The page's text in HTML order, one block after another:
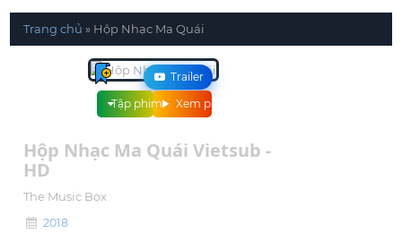
Trang chủ » Hộp Nhạc Ma Quái
Trailer
Xem phim
Tập phim
Hộp Nhạc Ma Quái Vietsub -
HD
The Music Box
2018